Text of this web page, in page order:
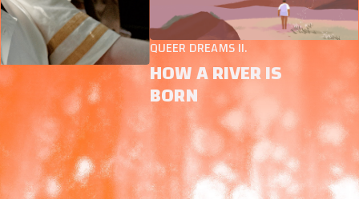
QUEER DREAMS II.
HOW A RIVER IS
BORN